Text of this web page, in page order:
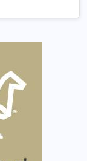
w
w historii.
Bohaterów!
włączyć do